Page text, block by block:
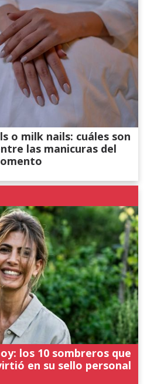
o milk nails: cuáles son
las manicuras del
los 10 sombreros que
en su sello personal